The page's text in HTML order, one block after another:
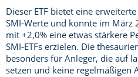
Dieser ETF bietet eine
SMI-Werte und konnte im
mit +2,0% eine etwas stärkere
SMI-ETFs erzielen. Die
besonders für Anleger, die auf
setzen und keine regelmäßigen